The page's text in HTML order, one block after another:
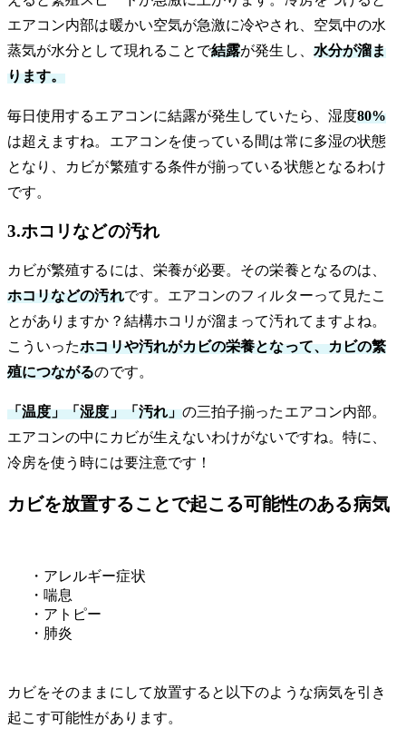
エアコン内部は暖かい空気が急激に冷やされ、空気中の水
蒸気が水分として現れることで結露が発生し、 水分が溜ま
ります。
毎日使用するエアコンに結露が発生していたら、湿度80%
は超えますね。エアコンを使っている間は常に多湿の状態
となり、カビが繁殖する条件が揃っている状態となるわけ
です。
3.ホコリなどの汚れ
カビが繁殖するには、栄養が必要。その栄養となるのは、
ホコリなどの汚れです。エアコンのフィルターって見たこ
とがありますか？結構ホコリが溜まって汚れてますよね。
こういったホコリや汚れがカビの栄養となって、カビの繁
殖につながるのです。
「温度」「湿度」「汚れ」の三拍子揃ったエアコン内部。
エアコンの中にカビが生えないわけがないですね。特に、
冷房を使う時には要注意です！
カビを放置することで起こる可能性のある病気
・アレルギー症状
・喘息
・アトピー
・肺炎
カビをそのままにして放置すると以下のような病気を引き
起こす可能性があります。